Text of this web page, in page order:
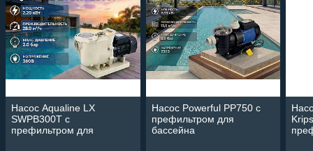
Насос Aqualine LX
SWPB300T c
префильтром для
Насос Powerful PP750 c
префильтром для
бассейна